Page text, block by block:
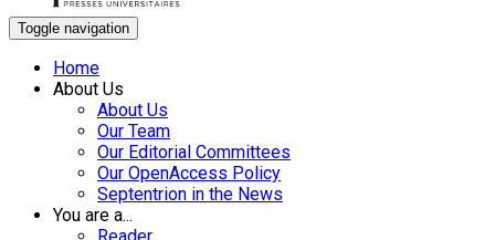
Toggle navigation
Home
About Us
About Us
Our Team
Our Editorial Committees
Our OpenAccess Policy
Septentrion in the News
You are a...